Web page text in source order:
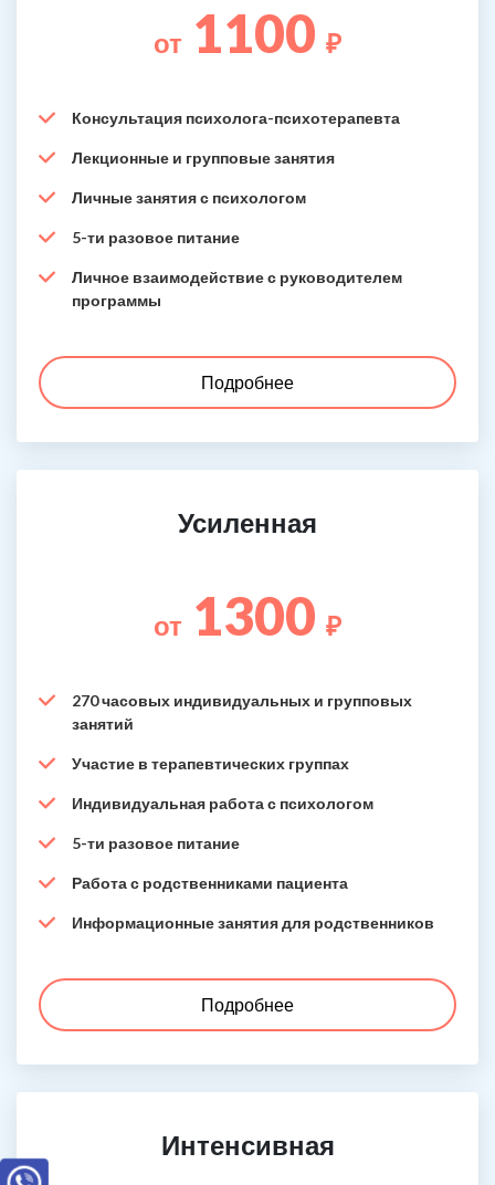
от 1100 ₽
Консультация психолога-психотерапевта
Лекционные и групповые занятия
Личные занятия с психологом
5-ти разовое питание
Личное взаимодействие с руководителем
программы
Подробнее
Усиленная
от 1300 ₽
270 часовых индивидуальных и групповых
занятий
Участие в терапевтических группах
Индивидуальная работа с психологом
5-ти разовое питание
Работа с родственниками пациента
Информационные занятия для родственников
Подробнее
Интенсивная